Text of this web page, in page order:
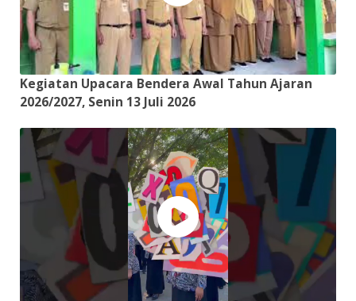
Kegiatan Upacara Bendera Awal Tahun Ajaran
2026/2027, Senin 13 Juli 2026